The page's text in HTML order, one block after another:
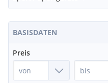
BASISDATEN
Preis